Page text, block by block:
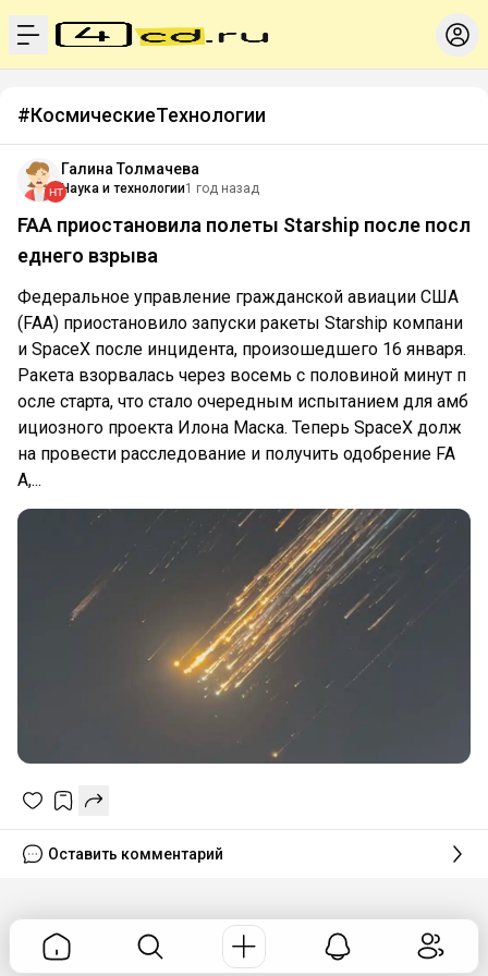
menu
#КосмическиеТехнологии
Галина Толмачева
Наука и технологии1 год назад
FAA приостановила полеты Starship после посл
еднего взрыва
Федеральное управление гражданской авиации США
(FAA) приостановило запуски ракеты Starship компани
и SpaceX после инцидента, произошедшего 16 января.
Ракета взорвалась через восемь с половиной минут п
осле старта, что стало очередным испытанием для амб
ициозного проекта Илона Маска. Теперь SpaceX долж
на провести расследование и получить одобрение FA
A,...
Оставить комментарий